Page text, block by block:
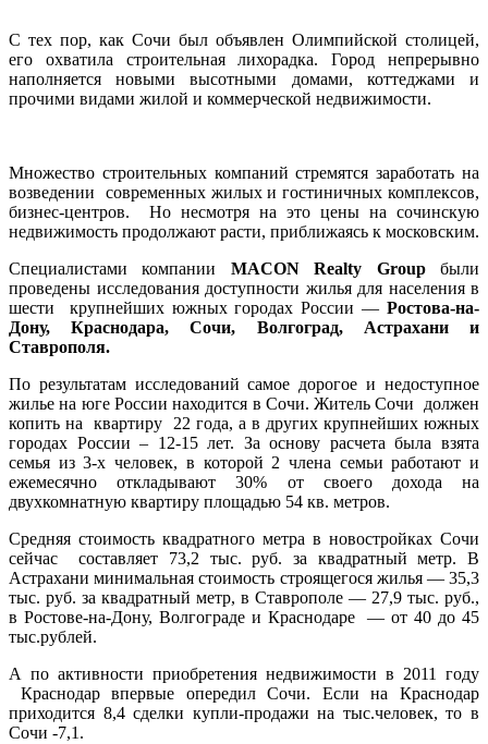
С тех пор, как Сочи был объявлен Олимпийской столицей,
его охватила строительная лихорадка. Город непрерывно
наполняется новыми высотными домами, коттеджами и
прочими видами жилой и коммерческой недвижимости.
Множество строительных компаний стремятся заработать на
возведении современных жилых и гостиничных комплексов,
бизнес-центров. Но несмотря на это цены на сочинскую
недвижимость продолжают расти, приближаясь к московским.
Специалистами компании MACON Realty Groupбыли
проведены исследования доступности жилья для населения в
шести крупнейших южных городах России — Ростова-на-
Дону, Краснодара, Сочи, Волгоград, Астрахани и
Ставрополя.
По результатам исследований самое дорогое и недоступное
жилье на юге России находится в Сочи. Житель Сочи должен
копить на квартиру 22 года, а в других крупнейших южных
городах России – 12-15 лет. За основу расчета была взята
семья из 3-х человек, в которой 2 члена семьи работают и
ежемесячно откладывают 30% от своего дохода на
двухкомнатную квартиру площадью 54 кв. метров.
Средняя стоимость квадратного метра в новостройках Сочи
сейчас составляет 73,2 тыс. руб. за квадратный метр. В
Астрахани минимальная стоимость строящегося жилья — 35,3
тыс. руб. за квадратный метр, в Ставрополе — 27,9 тыс. руб.,
в Ростове-на-Дону, Волгограде и Краснодаре — от 40 до 45
тыс.рублей.
А по активности приобретения недвижимости в 2011 году
Краснодар впервые опередил Сочи. Если на Краснодар
приходится 8,4 сделки купли-продажи на тыс.человек, то в
Сочи -7,1.